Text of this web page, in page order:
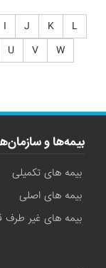
I J K
L
U V
W
بیمه‌ها و
بیمه های تکمیلی
بیمه های اصلی
بیمه های غیر طرف